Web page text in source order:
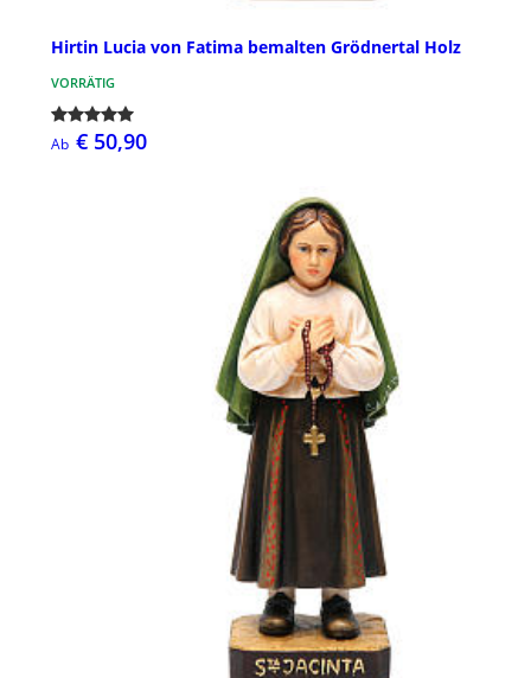
Hirtin Lucia von Fatima bemalten Grödnertal Holz
VORRÄTIG
Ab € 50,90